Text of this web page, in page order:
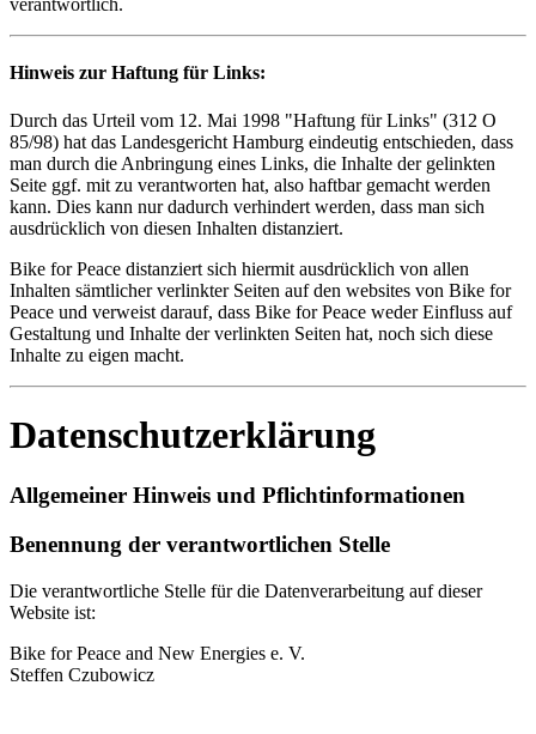
verantwortlich.
Hinweis zur Haftung für Links:
Durch das Urteil vom 12. Mai 1998 "Haftung für Links" (312 O
85/98) hat das Landesgericht Hamburg eindeutig entschieden, dass
man durch die Anbringung eines Links, die Inhalte der gelinkten
Seite ggf. mit zu verantworten hat, also haftbar gemacht werden
kann. Dies kann nur dadurch verhindert werden, dass man sich
ausdrücklich von diesen Inhalten distanziert.
Bike for Peace distanziert sich hiermit ausdrücklich von allen
Inhalten sämtlicher verlinkter Seiten auf den websites von Bike for
Peace und verweist darauf, dass Bike for Peace weder Einfluss auf
Gestaltung und Inhalte der verlinkten Seiten hat, noch sich diese
Inhalte zu eigen macht.
Datenschutzerklärung
Allgemeiner Hinweis und Pflichtinformationen
Benennung der verantwortlichen Stelle
Die verantwortliche Stelle für die Datenverarbeitung auf dieser
Website ist:
Bike for Peace and New Energies e. V.
Steffen Czubowicz